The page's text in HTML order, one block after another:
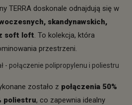
TERRA doskonale odnajdują się w
skandynawskich,
soft loft. To kolekcja, która
przestrzeni.
- połączenie polipropylenu i poliestru
zostało z połączenia 50%
poliestru, co zapewnia idealny